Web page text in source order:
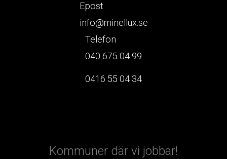
Epost
info@minellux.se
Telefon
040 675 04 99
0416 55 04 34
Kommuner där vi jobbar!